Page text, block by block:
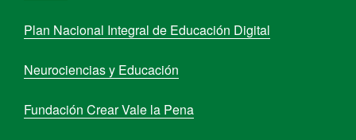
Plan Nacional Integral de Educación Digital
Neurociencias y Educación
Fundación Crear Vale la Pena